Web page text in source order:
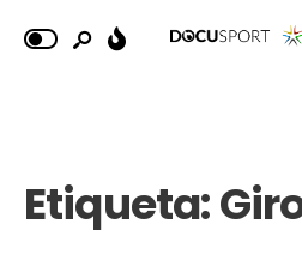
Etiqueta: